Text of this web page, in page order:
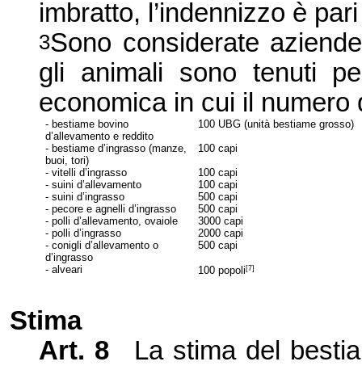
imbratto, l’indennizzo è
3Sono considerate
gli animali sono tenuti
economica in cui il numero
- bestiame bovino
d’allevamento e reddito
100 UBG (unità bestiame grosso)
- bestiame d’ingrasso (manze,
buoi, tori)
100 capi
- vitelli d’ingrasso
100 capi
- suini d’allevamento
100 capi
- suini d’ingrasso
500 capi
- pecore e agnelli d’ingrasso
500 capi
- polli d’allevamento, ovaiole
3000 capi
- polli d’ingrasso
2000 capi
- conigli d’allevamento o
d’ingrasso
500 capi
- alveari
100 popoli[7]
Stima
Art. 8
La stima del